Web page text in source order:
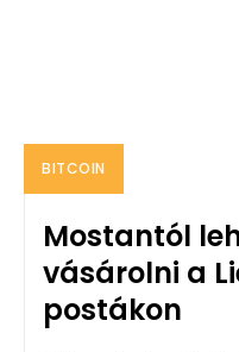
BITCOIN
Mostantól
vásárolni a
postákon